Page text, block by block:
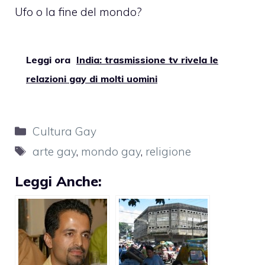
Ufo o la fine del mondo?
Leggi ora India: trasmissione tv rivela le
relazioni gay di molti uomini
Categorie
Cultura Gay
Tag
arte gay, mondo gay, religione
Leggi Anche: